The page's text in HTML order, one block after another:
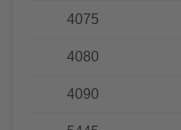
4075
4080
4090